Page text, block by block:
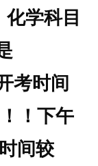
化学科目
考时间
！下午
间较